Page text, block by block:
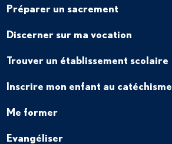
Préparer un sacrement
Discerner sur ma vocation
Trouver un établissement scolaire
Inscrire mon enfant au catéchisme
Me former
Evangéliser